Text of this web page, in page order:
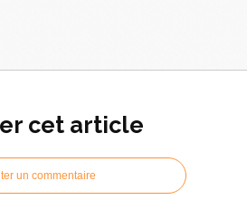
cet article
un commentaire